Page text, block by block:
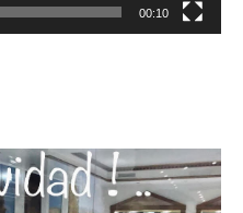
00:10